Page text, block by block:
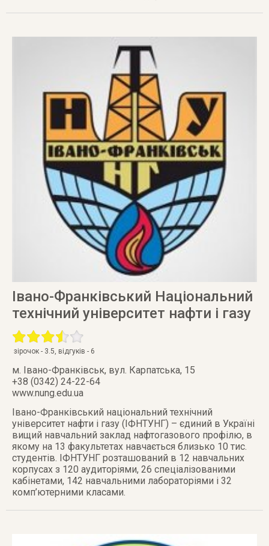
Івано-Франківський Національний
технічний університет нафти і газу
зірочок - 3.5, відгуків - 6
м. Івано-Франківськ, вул. Карпатська, 15
+38 (0342) 24-22-64
www.nung.edu.ua
Івано-Франківський національний технічний
університет нафти і газу (ІФНТУНГ) – єдиний в Україні
вищий навчальний заклад нафтогазового профілю, в
якому на 13 факультетах навчається близько 10 тис.
студентів. ІФНТУНГ розташований в 12 навчальних
корпусах з 120 аудиторіями, 26 спеціалізованими
кабінетами, 142 навчальними лабораторіями і 32
комп’ютерними класами.